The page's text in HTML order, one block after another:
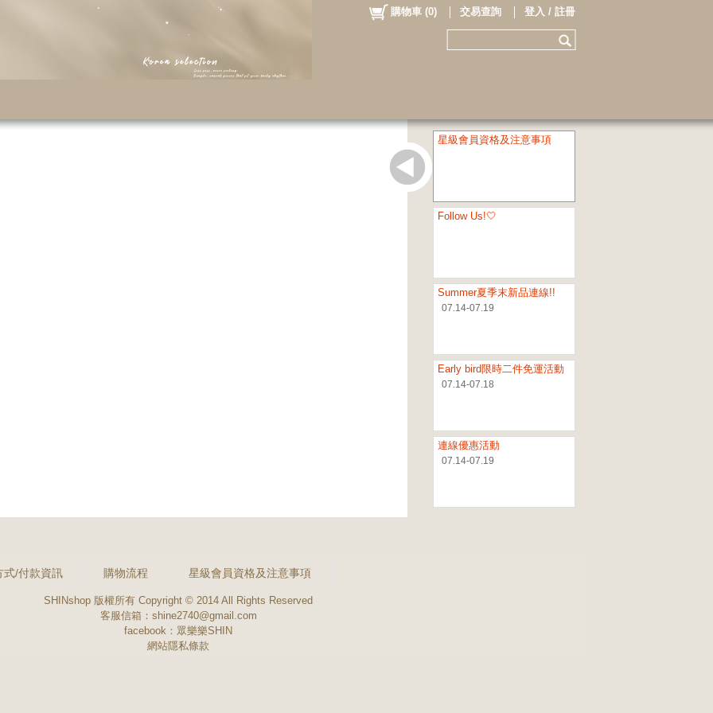
購物車 (0) 交易查詢 登入 / 註冊
星級會員資格及注意事項
Follow Us!🤍
Summer夏季末新品連線!!
07.14-07.19
Early bird限時二件免運活動
07.14-07.18
連線優惠活動
07.14-07.19
式/付款資訊 購物流程 星級會員資格及注意事項
SHINshop 版權所有 Copyright © 2014 All Rights Reserved
客服信箱：shine2740@gmail.com
facebook： 眾樂樂SHIN
網站隱私條款